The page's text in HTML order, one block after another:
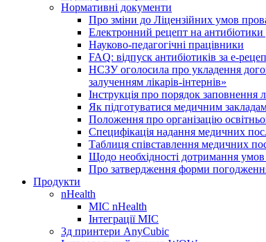
Нормативні документи
Про зміни до Ліцензійних умов
Електронний рецепт на
Науково-педагогічні працівники
FAQ: відпуск антибіотиків за е-
НСЗУ оголосила про укладення
залученням лікарів-інтернів»
Інструкція про порядок заповнення
Як підготуватися медичним
Положення про організацію
Специфікація надання медичних
Таблиця співставлення медичних
Щодо необхідності дотримання
Про затвердження форми
Продукти
nHealth
МІС nHealth
Інтеграції МІС
3д принтери AnyCubic